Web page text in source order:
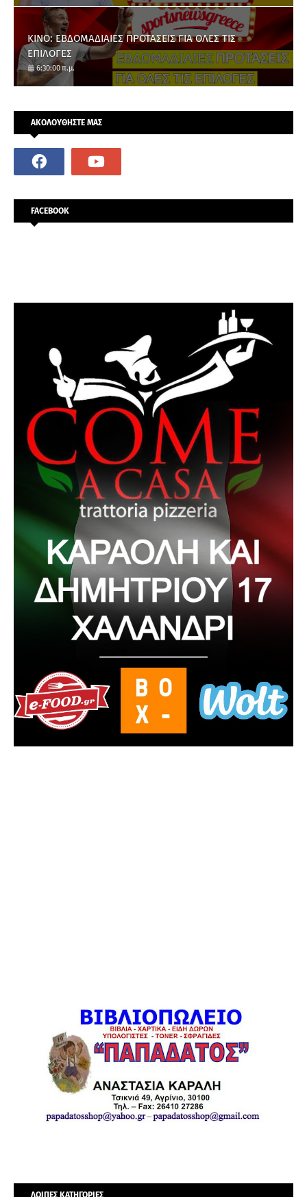
ΚΙΝΟ: ΕΒΔΟΜΑΔΙΑΙΕΣ ΠΡΟΤΑΣΕΙΣ ΓΙΑ ΟΛΕΣ ΤΙΣ
ΕΠΙΛΟΓΕΣ
6:30:00 π.μ.
ΑΚΟΛΟΥΘΗΣΤΕ ΜΑΣ
FACEBOOK
ΛΟΙΠΕΣ ΚΑΤΗΓΟΡΙΕΣ